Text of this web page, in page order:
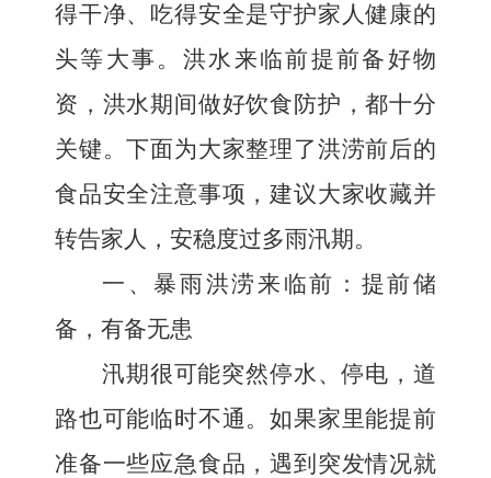
得干净、吃得安全是守护家人健康的
头等大事。洪水来临前提前备好物
资，洪水期间做好饮食防护，都十分
关键。下面为大家整理了洪涝前后的
食品安全注意事项，建议大家收藏并
转告家人，安稳度过多雨汛期。
一、暴雨洪涝来临前：提前储
备，有备无患
汛期很可能突然停水、停电，道
路也可能临时不通。如果家里能提前
准备一些应急食品，遇到突发情况就